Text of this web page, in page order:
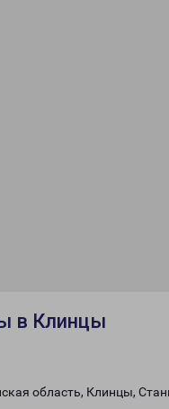
в Клинцы
область, Клинцы,